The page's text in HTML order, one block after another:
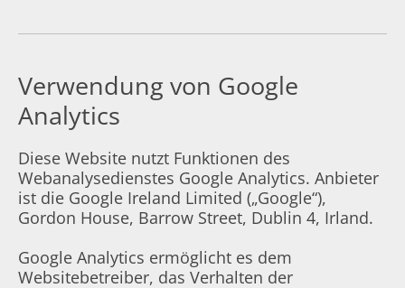
Verwendung von Google
Analytics
Diese Website nutzt Funktionen des
Webanalysedienstes Google Analytics. Anbieter
ist die Google Ireland Limited („Google“),
Gordon House, Barrow Street, Dublin 4, Irland.
Google Analytics ermöglicht es dem
Websitebetreiber, das Verhalten der